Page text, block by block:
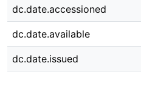
dc.date.accessioned
dc.date.available
dc.date.issued